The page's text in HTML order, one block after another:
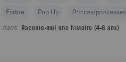
Fratrie Pop Up Princes/princesses
dans Raconte-moi une histoire (4-6 ans)